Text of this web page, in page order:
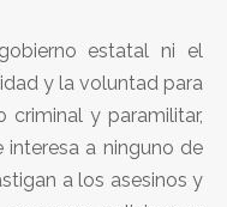
estatal ni el
y la voluntad para
y paramilitar,
a ninguno de
a los asesinos y